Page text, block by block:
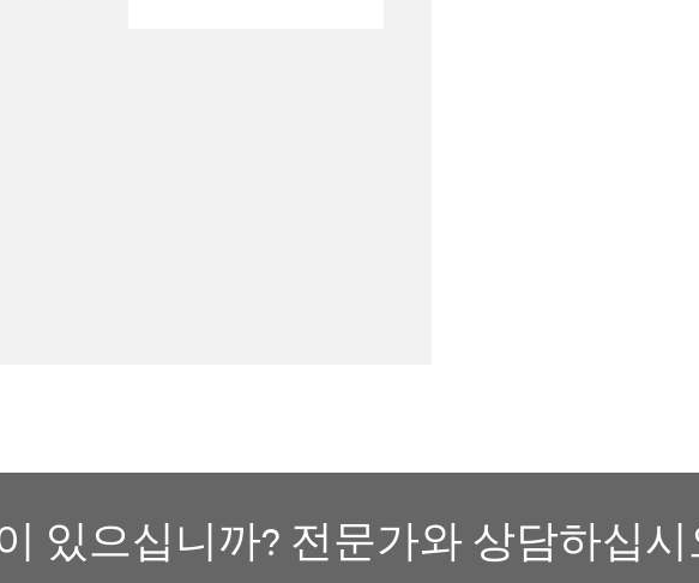
있으십니까? 전문가와 상담하십시